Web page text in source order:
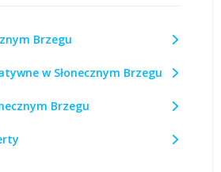
Brzegu
w Słonecznym Brzegu
Brzegu